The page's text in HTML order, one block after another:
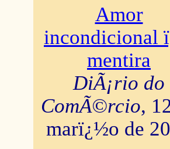
Amor
incondicional
mentira
DiÃ¡rio do
ComÃ©rcio,
marï¿½o de